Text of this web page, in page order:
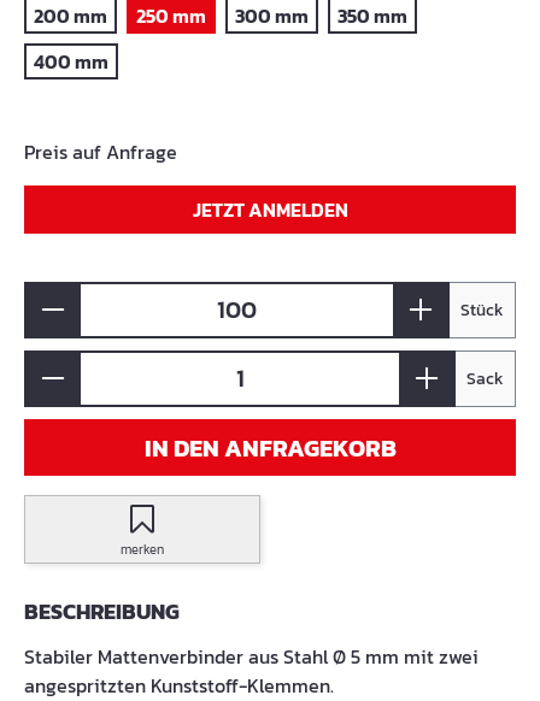
200 mm 250 mm 300 mm
350 mm
400 mm
Preis auf Anfrage
JETZT ANMELDEN
Stück
Sack
IN DEN ANFRAGEKORB
merken
BESCHREIBUNG
Stabiler Mattenverbinder aus Stahl Ø 5 mm mit zwei
angespritzten Kunststoff-Klemmen.